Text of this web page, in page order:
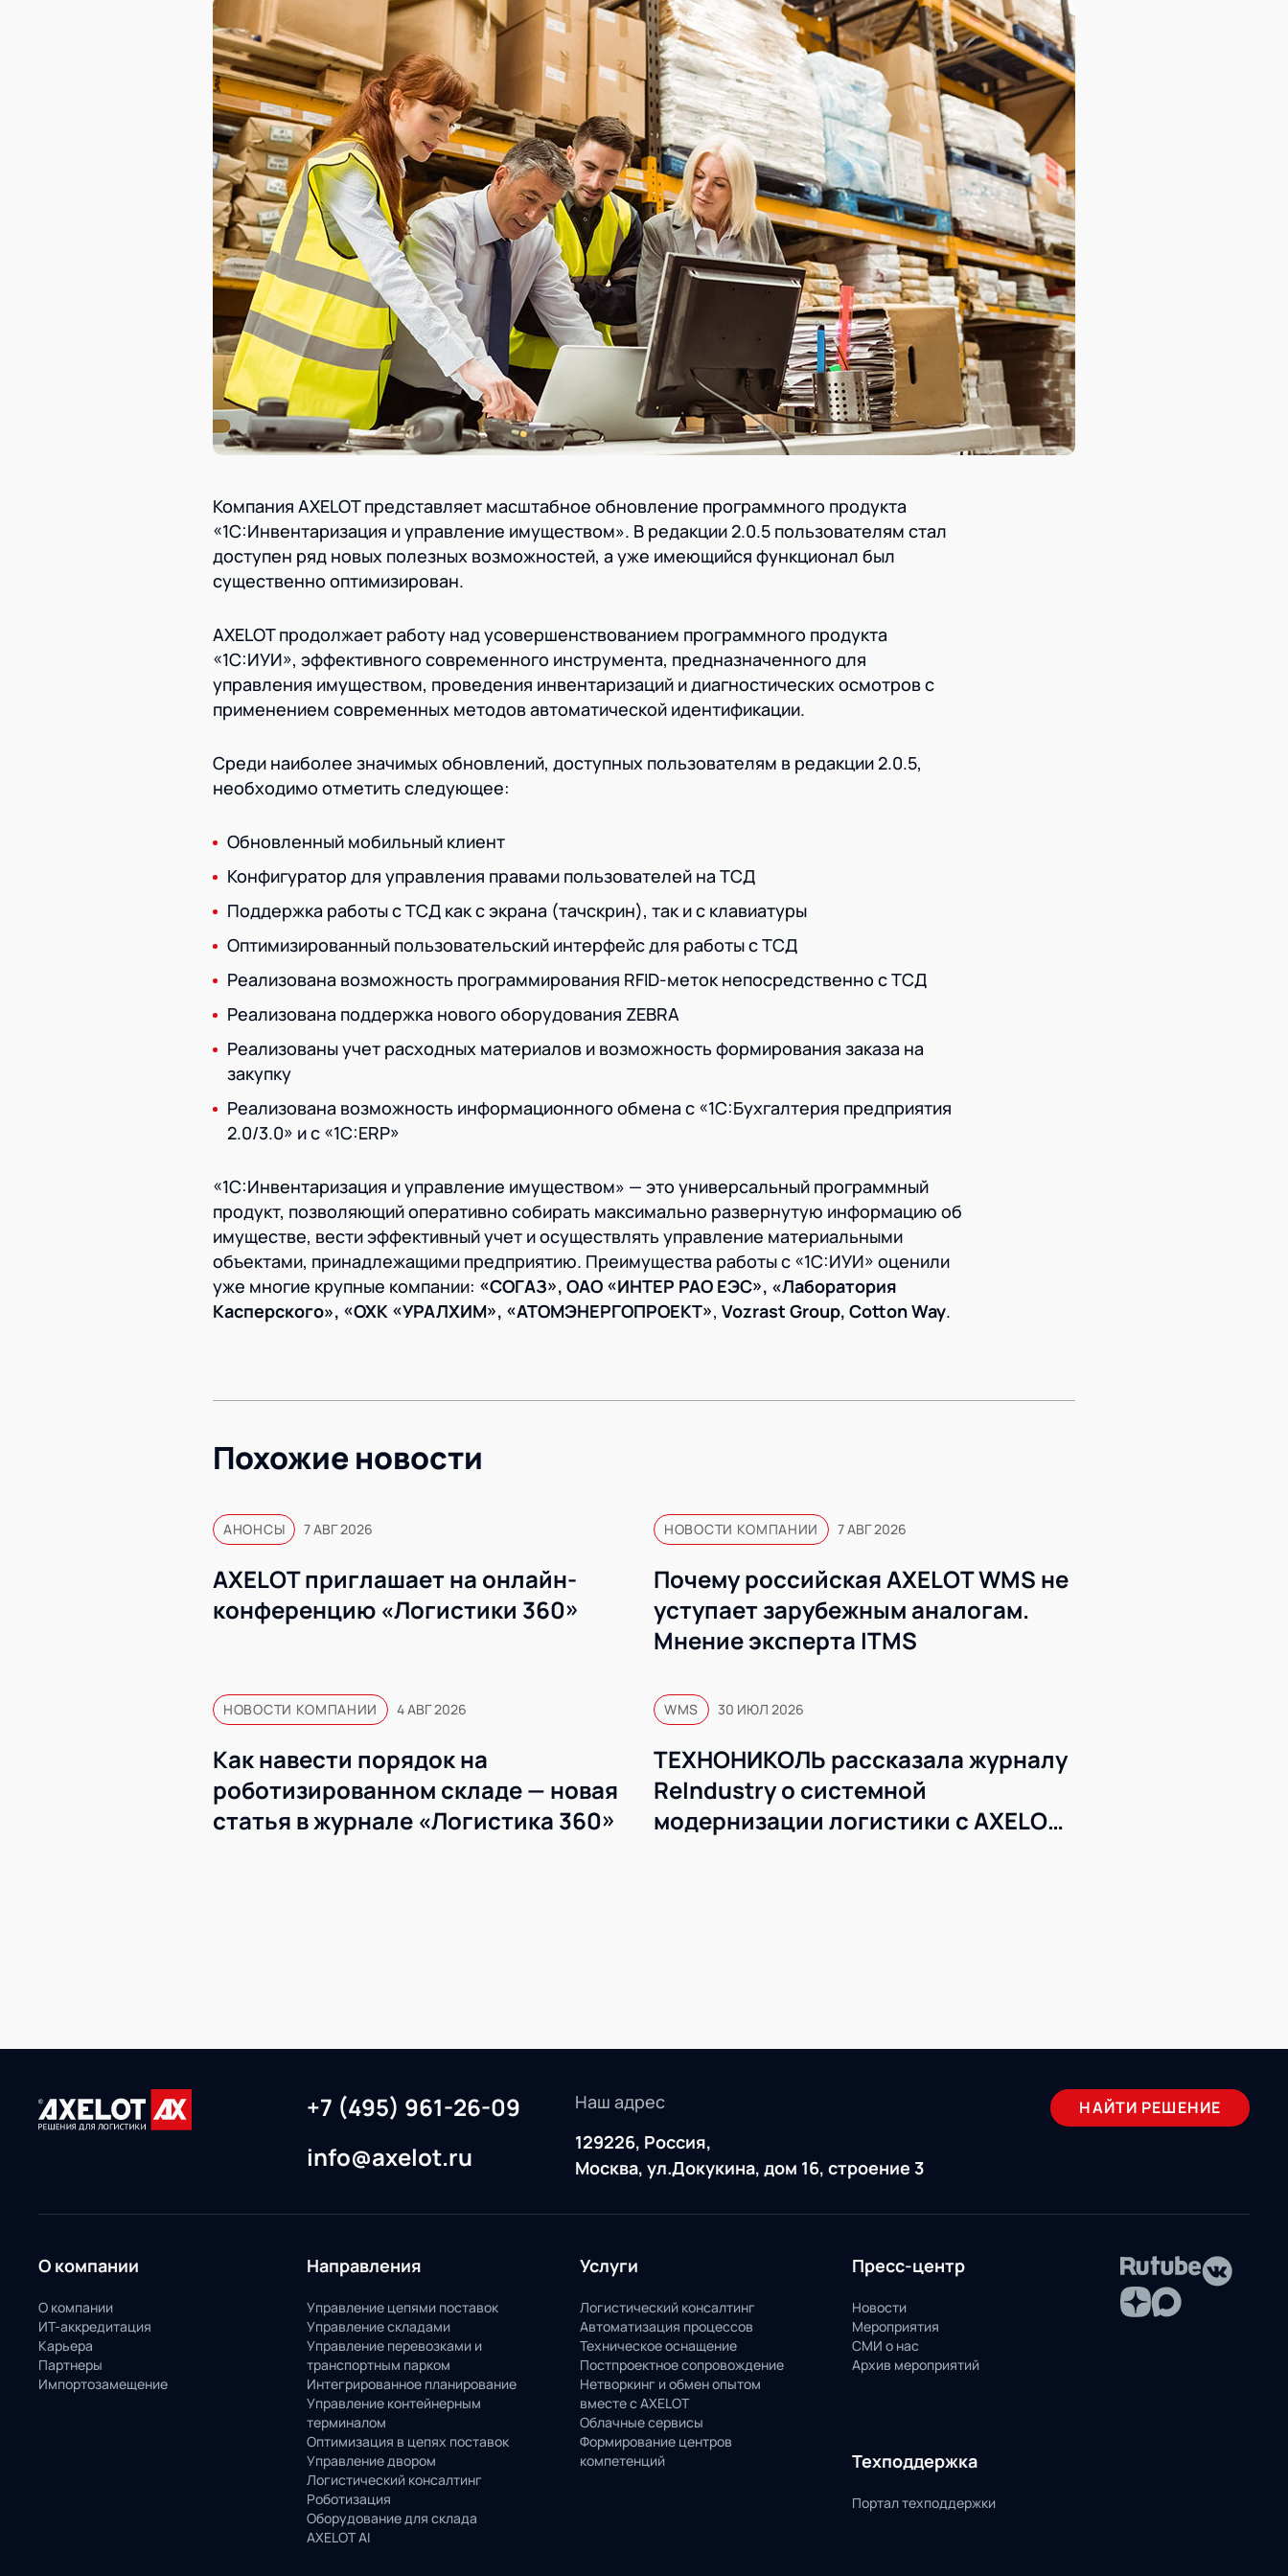
Контакты
Контакты
Академия
Предложение для учебных
заведений
База знаний
База знаний
Компания AXELOT представляет масштабное обновление программного продукта
«1С:Инвентаризация и управление имуществом». В редакции 2.0.5 пользователям стал
доступен ряд новых полезных возможностей, а уже имеющийся функционал был
существенно оптимизирован.
AXELOT продолжает работу над усовершенствованием программного продукта
«1С:ИУИ», эффективного современного инструмента, предназначенного для
управления имуществом, проведения инвентаризаций и диагностических осмотров с
применением современных методов автоматической идентификации.
Среди наиболее значимых обновлений, доступных пользователям в редакции 2.0.5,
необходимо отметить следующее:
Обновленный мобильный клиент
Конфигуратор для управления правами пользователей на ТСД
Поддержка работы с ТСД как с экрана (тачскрин), так и с клавиатуры
Оптимизированный пользовательский интерфейс для работы с ТСД
Реализована возможность программирования RFID-меток непосредственно с ТСД
Реализована поддержка нового оборудования ZEBRA
Реализованы учет расходных материалов и возможность формирования заказа на
закупку
Реализована возможность информационного обмена с «1С:Бухгалтерия предприятия
2.0/3.0» и c «1C:ERP»
«1С:Инвентаризация и управление имуществом» — это универсальный программный
продукт, позволяющий оперативно собирать максимально развернутую информацию об
имуществе, вести эффективный учет и осуществлять управление материальными
объектами, принадлежащими предприятию. Преимущества работы с «1С:ИУИ» оценили
уже многие крупные компании: «СОГАЗ», ОАО «ИНТЕР РАО ЕЭС», «Лаборатория
Касперского», «ОХК «УРАЛХИМ», «АТОМЭНЕРГОПРОЕКТ», Vozrast Group, Cotton Way.
Похожие новости
АНОНСЫ 7 АВГ 2026
AXELOT приглашает на онлайн-
конференцию «Логистики 360»
НОВОСТИ КОМПАНИИ 7 АВГ 2026
Почему российская AXELOT WMS не
уступает зарубежным аналогам.
Мнение эксперта ITMS
НОВОСТИ КОМПАНИИ 4 АВГ 2026
Как навести порядок на
роботизированном складе — новая
статья в журнале «Логистика 360»
WMS 30 ИЮЛ 2026
ТЕХНОНИКОЛЬ рассказала журналу
ReIndustry о системной
модернизации логистики с AXELOT
+7 (495) 961-26-09
info@axelot.ru
Наш адрес
129226, Россия,
Москва, ул.Докукина, дом 16, строение 3
НАЙТИ РЕШЕНИЕ
О компании
О компании
ИТ-аккредитация
Карьера
Партнеры
Импортозамещение
Направления
Управление цепями поставок
Управление складами
Управление перевозками и
транспортным парком
Интегрированное планирование
Управление контейнерным
терминалом
Оптимизация в цепях поставок
Управление двором
Логистический консалтинг
Роботизация
Оборудование для склада
AXELOT AI
Услуги
Логистический консалтинг
Автоматизация процессов
Техническое оснащение
Постпроектное сопровождение
Нетворкинг и обмен опытом
вместе с AXELOT
Облачные сервисы
Формирование центров
компетенций
Пресс-центр
Новости
Мероприятия
СМИ о нас
Архив мероприятий
Техподдержка
Портал техподдержки